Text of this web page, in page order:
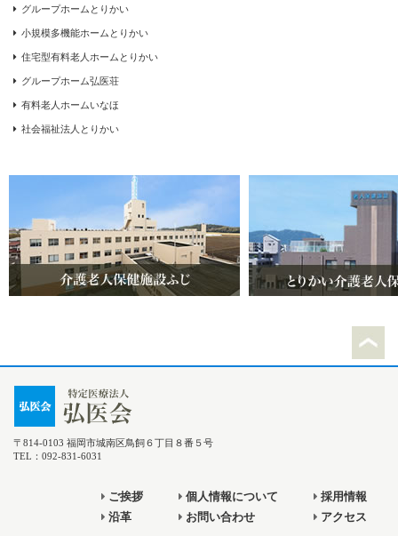
グループホームとりかい
小規模多機能ホームとりかい
住宅型有料老人ホームとりかい
グループホーム弘医荘
有料老人ホームいなほ
社会福祉法人とりかい
〒814-0103 福岡市城南区鳥飼６丁目８番５号
TEL：092-831-6031
ご挨拶
沿革
個人情報について
お問い合わせ
採用情報
アクセス